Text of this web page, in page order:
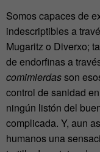
Somos capaces de
indescriptibles a
Mugaritz o Diverxo;
de endorfinas a
comimierdasson
control de sanidad
ningún listón del
complicada. Y, aun
humanos una